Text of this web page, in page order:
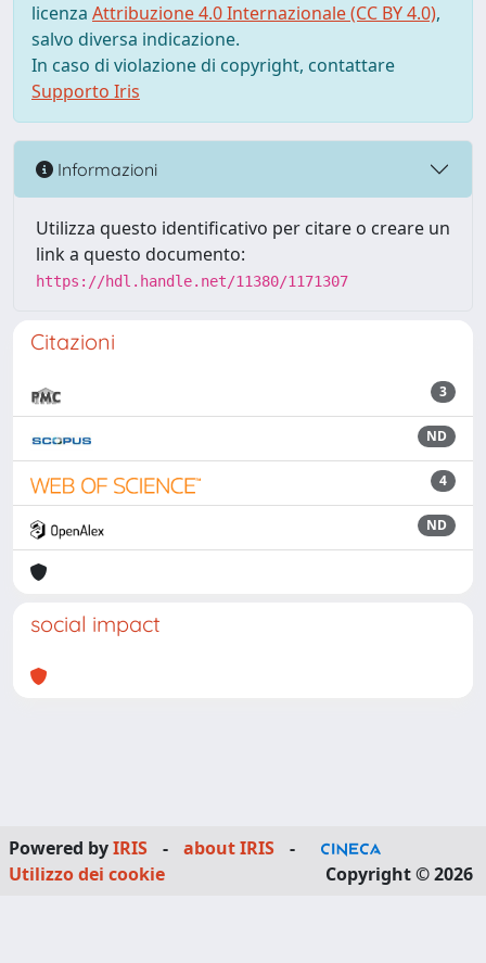
licenza Attribuzione 4.0 Internazionale (CC BY 4.0),
salvo diversa indicazione.
In caso di violazione di copyright, contattare
Supporto Iris
Informazioni
Utilizza questo identificativo per citare o creare un
link a questo documento:
https://hdl.handle.net/11380/1171307
Citazioni
3
ND
4
ND
social impact
Powered byIRIS - about IRIS
-
Utilizzo dei cookie
Copyright © 2026